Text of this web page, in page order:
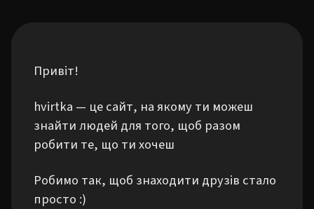
Привіт!
hvirtka — це сайт, на якому ти можеш
знайти людей для того, щоб разом
робити те, що ти хочеш
Робимо так, щоб знаходити друзів стало
просто :)